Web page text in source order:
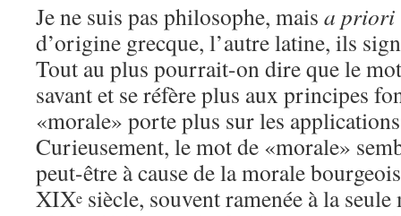
Je ne suis pas philosophe, mais a priori
d’origine grecque, l’autre latine, ils
Tout au plus pourrait-on dire que le
savant et se réfère plus aux principes
«morale» porte plus sur les
Curieusement, le mot de «morale»
peut-être à cause de la morale
XIXe siècle, souvent ramenée à la